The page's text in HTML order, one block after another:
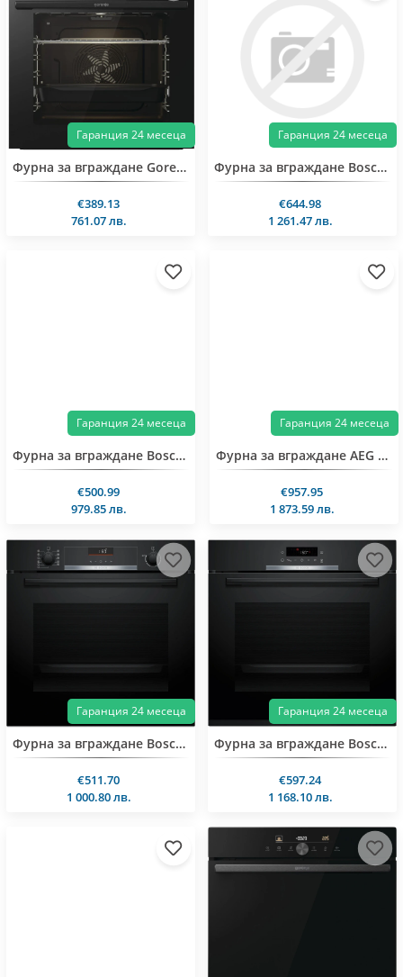
Гаранция 24 месеца
Фурна за вграждане Gorenje BOP6373E28EBG
€389.13
761.07 лв.
Гаранция 24 месеца
Фурна за вграждане Bosch HBG578ES3
€644.98
1 261.47 лв.
Гаранция 24 месеца
Фурна за вграждане Bosch HBA572BB4
€500.99
979.85 лв.
Гаранция 24 месеца
Фурна за вграждане AEG TR6PB531SB
€957.95
1 873.59 лв.
Гаранция 24 месеца
Фурна за вграждане Bosch HBG536EB4
€511.70
1 000.80 лв.
Гаранция 24 месеца
Фурна за вграждане Bosch HBA372EB4
€597.24
1 168.10 лв.